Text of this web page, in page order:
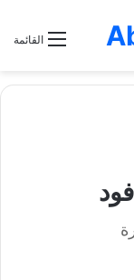
القائمة